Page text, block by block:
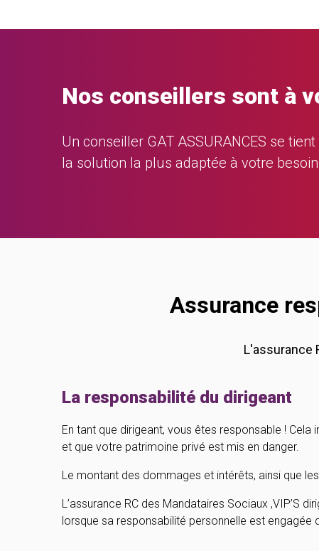
Nos conseillers sont à
Un conseiller GAT ASSURANCES se
la solution la plus adaptée à votre
Assurance
L'assurance
La responsabilité du dirigeant
En tant que dirigeant, vous êtes responsable !
et que votre patrimoine privé est mis en danger.
Le montant des dommages et intérêts, ainsi que
L’assurance RC des Mandataires Sociaux ,VIP’S
lorsque sa responsabilité personnelle est